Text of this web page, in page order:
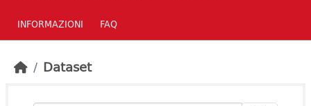
INFORMAZIONI FAQ
Dataset